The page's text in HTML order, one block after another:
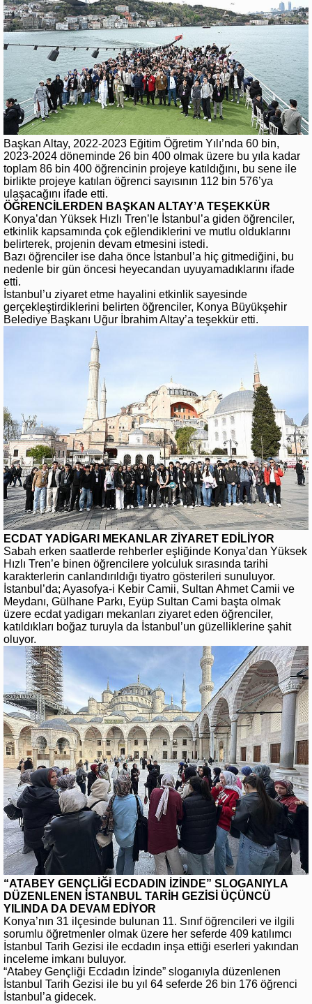
Başkan Altay, 2022-2023 Eğitim Öğretim Yılı’nda 60 bin,
2023-2024 döneminde 26 bin 400 olmak üzere bu yıla kadar
toplam 86 bin 400 öğrencinin projeye katıldığını, bu sene ile
birlikte projeye katılan öğrenci sayısının 112 bin 576’ya
ulaşacağını ifade etti.
ÖĞRENCİLERDEN BAŞKAN ALTAY’A TEŞEKKÜR
Konya’dan Yüksek Hızlı Tren’le İstanbul’a giden öğrenciler,
etkinlik kapsamında çok eğlendiklerini ve mutlu olduklarını
belirterek, projenin devam etmesini istedi.
Bazı öğrenciler ise daha önce İstanbul’a hiç gitmediğini, bu
nedenle bir gün öncesi heyecandan uyuyamadıklarını ifade
etti.
İstanbul’u ziyaret etme hayalini etkinlik sayesinde
gerçekleştirdiklerini belirten öğrenciler, Konya Büyükşehir
Belediye Başkanı Uğur İbrahim Altay’a teşekkür etti.
ECDAT YADİGARI MEKANLAR ZİYARET EDİLİYOR
Sabah erken saatlerde rehberler eşliğinde Konya’dan Yüksek
Hızlı Tren’e binen öğrencilere yolculuk sırasında tarihi
karakterlerin canlandırıldığı tiyatro gösterileri sunuluyor.
İstanbul’da; Ayasofya-i Kebir Camii, Sultan Ahmet Camii ve
Meydanı, Gülhane Parkı, Eyüp Sultan Cami başta olmak
üzere ecdat yadigarı mekanları ziyaret eden öğrenciler,
katıldıkları boğaz turuyla da İstanbul’un güzelliklerine şahit
oluyor.
“ATABEY GENÇLİĞİ ECDADIN İZİNDE” SLOGANIYLA
DÜZENLENEN İSTANBUL TARİH GEZİSİ ÜÇÜNCÜ
YILINDA DA DEVAM EDİYOR
Konya’nın 31 ilçesinde bulunan 11. Sınıf öğrencileri ve ilgili
sorumlu öğretmenler olmak üzere her seferde 409 katılımcı
İstanbul Tarih Gezisi ile ecdadın inşa ettiği eserleri yakından
inceleme imkanı buluyor.
“Atabey Gençliği Ecdadın İzinde” sloganıyla düzenlenen
İstanbul Tarih Gezisi ile bu yıl 64 seferde 26 bin 176 öğrenci
İstanbul’a gidecek.